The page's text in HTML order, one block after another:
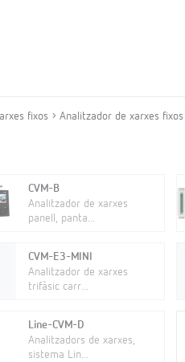
fixos Analitzador de xarxes fixos
CVM-B
Analitzador de xarxes
panell, panta...
CVM-E3-MINI
Analitzador de xarxes
trifàsic carr...
Line-CVM-D
Analitzadors de xarxes,
sistema Lin...